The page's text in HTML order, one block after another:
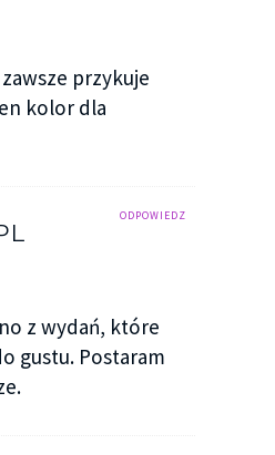
przykuje
kolor dla
ODPOWIEDZ
z wydań, które
gustu. Postaram